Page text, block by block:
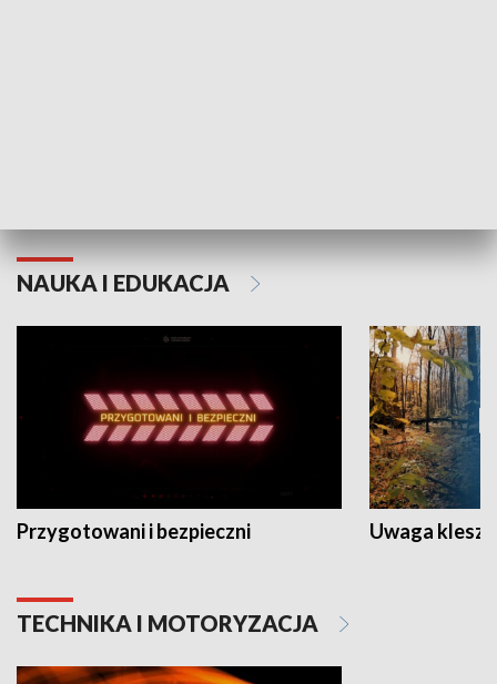
NAUKA I EDUKACJA
Przygotowani i bezpieczni Uwaga
TECHNIKA I MOTORYZACJA